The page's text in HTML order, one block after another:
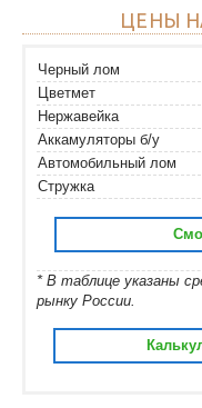
ЦЕНЫ
Черный лом
Цветмет
Нержавейка
Аккамуляторы б/у
Автомобильный лом
Стружка
* В таблице указаны
рынку России.